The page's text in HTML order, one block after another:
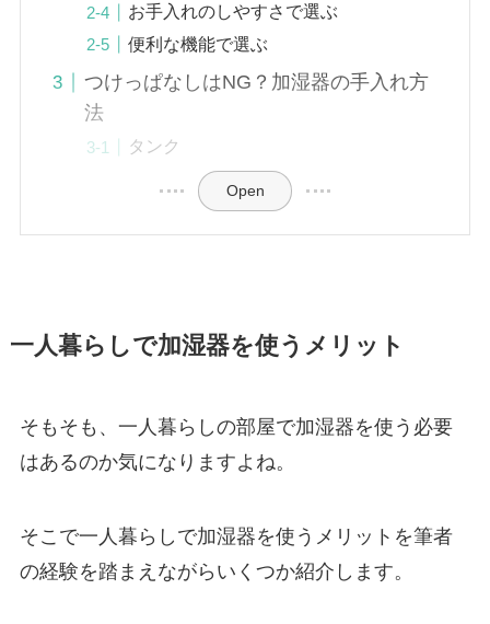
お手入れのしやすさで選ぶ
便利な機能で選ぶ
つけっぱなしはNG？加湿器の手入れ方
法
タンク
Open
一人暮らしで加湿器を使うメリット
そもそも、一人暮らしの部屋で加湿器を使う必要
はあるのか気になりますよね。
そこで一人暮らしで加湿器を使うメリットを筆者
の経験を踏まえながらいくつか紹介します。